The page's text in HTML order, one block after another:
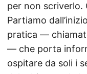
per non scriverlo.
Partiamo
pratica —
— che porta
ospitare da soli i